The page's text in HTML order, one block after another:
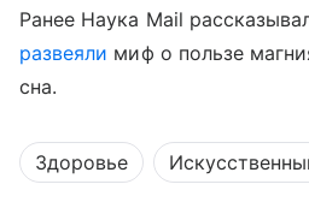
Ранее Наука Mail
развеяли миф о пользе
сна.
Здоровье